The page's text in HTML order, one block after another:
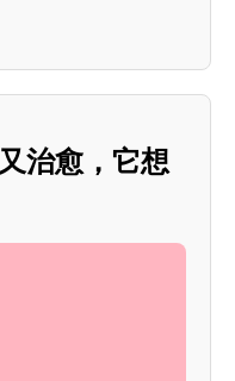
治愈，它想